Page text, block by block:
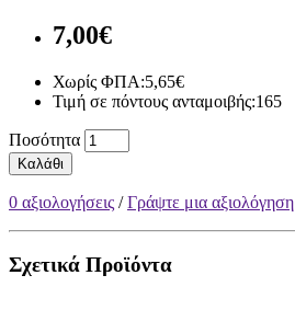
7,00€
Χωρίς ΦΠΑ:5,65€
Τιμή σε πόντους ανταμοιβής:165
Ποσότητα
Καλάθι
0 αξιολογήσεις /Γράψτε μια αξιολόγηση
Σχετικά Προϊόντα